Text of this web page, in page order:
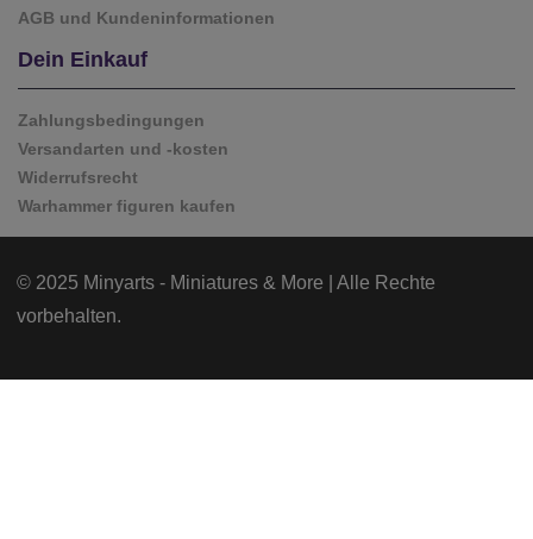
AGB und Kundeninformationen
Dein Einkauf
Zahlungsbedingungen
Versandarten und -kosten
Widerrufsrecht
Warhammer figuren kaufen
© 2025 Minyarts - Miniatures & More | Alle Rechte
vorbehalten.